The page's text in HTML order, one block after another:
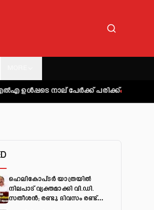
പേര്‍ക്ക് പരിക്ക് കുറ്റിപ്പുറം ബസ്
ഹെലികോപ്ടർ യാത്രയിൽ
നിലപാട് വ്യക്തമാക്കി വി.ഡി.
സതീശൻ; രണ്ടു ദിവസം രണ്ട്